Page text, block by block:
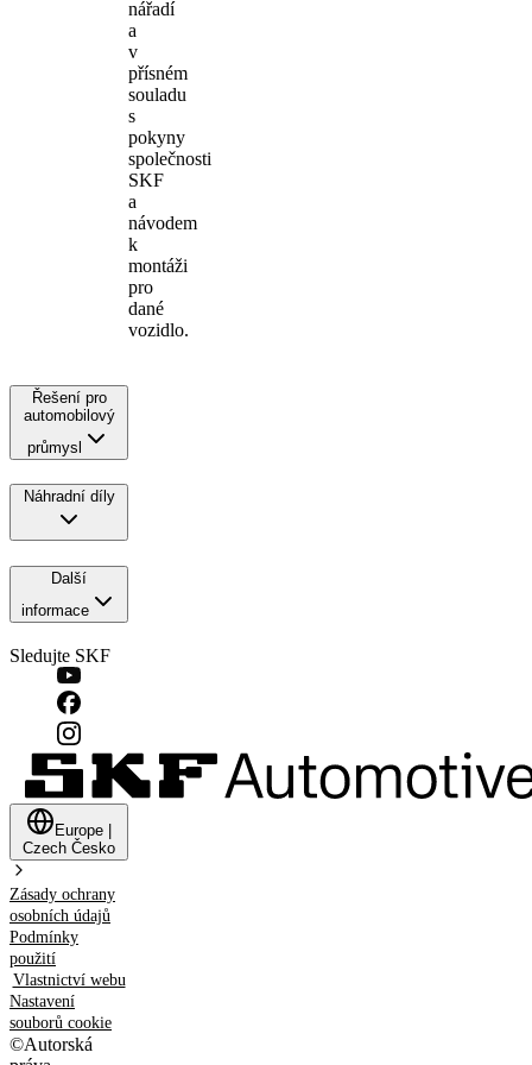
nářadí
a
v
přísném
souladu
s
pokyny
společnosti
SKF
a
návodem
k
montáži
pro
dané
vozidlo.
Řešení pro
automobilový
průmysl
Náhradní díly
Další
informace
Sledujte SKF
Europe
Czech Česko
Zásady ochrany
osobních údajů
Podmínky
použití
Vlastnictví webu
Nastavení
souborů cookie
©Autorská